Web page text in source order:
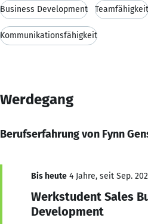
Business Development Teamfähigkeit
Kommunikationsfähigkeit
Werdegang
Berufserfahrung von Fynn
Bis heute 4 Jahre, seit Sep.
Werkstudent Sales
Development